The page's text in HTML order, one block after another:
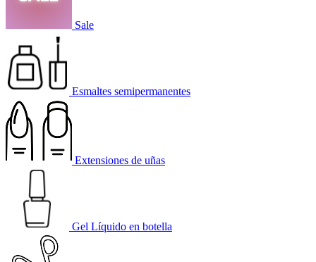
Sale
Esmaltes semipermanentes
Extensiones de uñas
Gel Líquido en botella